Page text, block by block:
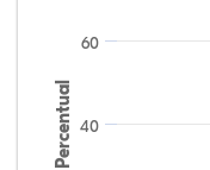
Percentual 40
60